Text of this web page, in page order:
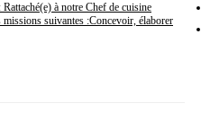
à notre Chef de cuisine
suivantes :Concevoir, élaborer